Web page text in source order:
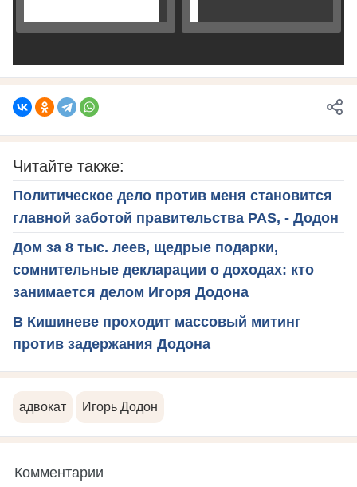
Читайте также:
Политическое дело против меня становится
главной заботой правительства PAS, - Додон
Дом за 8 тыс. леев, щедрые подарки,
сомнительные декларации о доходах: кто
занимается делом Игоря Додона
В Кишиневе проходит массовый митинг
против задержания Додона
адвокат Игорь Додон
Комментарии